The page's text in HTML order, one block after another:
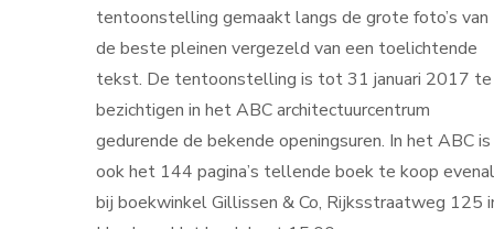
tentoonstelling gemaakt langs de grote foto’s van
de beste pleinen vergezeld van een toelichtende
tekst. De tentoonstelling is tot 31 januari 2017 te
bezichtigen in het ABC architectuurcentrum
gedurende de bekende openingsuren. In het ABC is
ook het 144 pagina’s tellende boek te koop
bij boekwinkel Gillissen & Co, Rijksstraatweg 125